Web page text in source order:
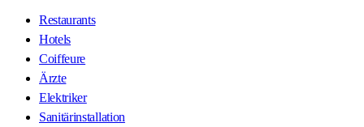
Restaurants
Hotels
Coiffeure
Ärzte
Elektriker
Sanitärinstallation